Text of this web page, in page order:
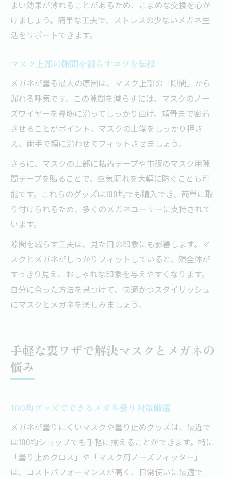
まい効果が薄れることがあるため、こまめな交換を心が
けましょう。簡単な工夫で、ストレスの少ないメガネ生
活をサポートできます。
マスク上部の隙間を減らすコツを伝授
メガネが曇る最大の原因は、マスク上部の「隙間」から
漏れる呼気です。この隙間を減らすには、マスクのノー
ズワイヤーを鼻筋に沿ってしっかり曲げ、頬骨まで密着
させることがポイント。マスクの上端をしっかり押さ
え、両手で頬に沿わせてフィットさせましょう。
さらに、マスクの上部に粘着テープや市販のマスク用隙
間テープを貼ることで、空気漏れを大幅に防ぐことも可
能です。これらのグッズは100均でも購入でき、簡単に取
り付けられるため、多くのメガネユーザーに支持されて
います。
隙間を減らす工夫は、見た目の印象にも影響します。マ
スクとメガネがしっかりフィットしていると、顔全体が
すっきり見え、おしゃれな印象を与えやすくなります。
自分に合った方法を見つけて、快適かつスタイリッシュ
にマスクとメガネを楽しみましょう。
手軽な裏ワザで解決マスクとメガネの
悩み
100均グッズでできるメガネ曇り対策厳選
メガネが曇りにくいマスクや曇り止めグッズは、最近で
は100均ショップでも手軽に揃えることができます。特に
「曇り止めクロス」や「マスク用ノーズフィッター」
は、コストパフォーマンスが高く、日常使いに最適で